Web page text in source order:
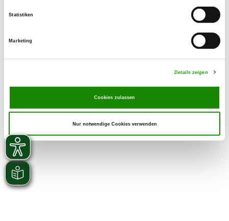
Statistiken
Marketing
Details zeigen
Cookies zulassen
Nur notwendige Cookies verwenden